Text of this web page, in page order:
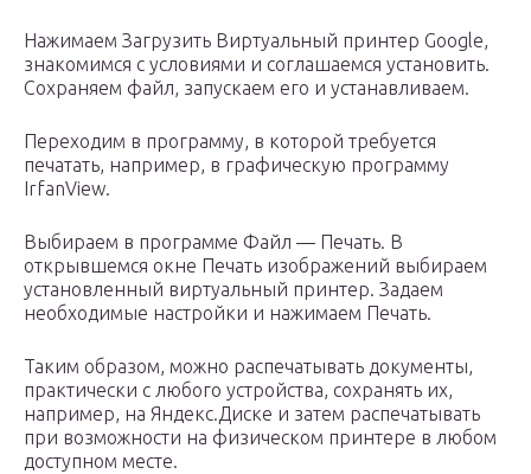
Нажимаем Загрузить Виртуальный принтер Google,
знакомимся с условиями и соглашаемся установить.
Сохраняем файл, запускаем его и устанавливаем.
Переходим в программу, в которой требуется
печатать, например, в графическую программу
IrfanView.
Выбираем в программе Файл — Печать. В
открывшемся окне Печать изображений выбираем
установленный виртуальный принтер. Задаем
необходимые настройки и нажимаем Печать.
Таким образом, можно распечатывать документы,
практически с любого устройства, сохранять их,
например, на Яндекс.Диске и затем распечатывать
при возможности на физическом принтере в любом
доступном месте.